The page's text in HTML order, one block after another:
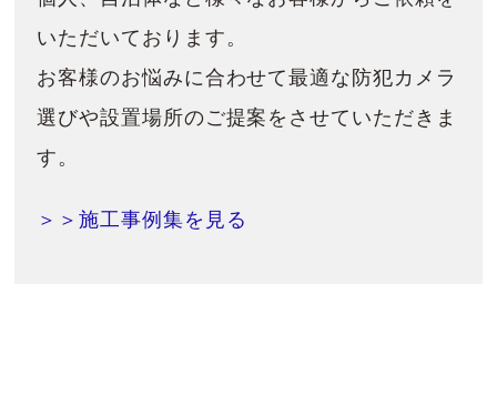
いただいております。
お客様のお悩みに合わせて最適な防犯カメラ
選びや設置場所のご提案をさせていただきま
す。
＞＞施工事例集を見る